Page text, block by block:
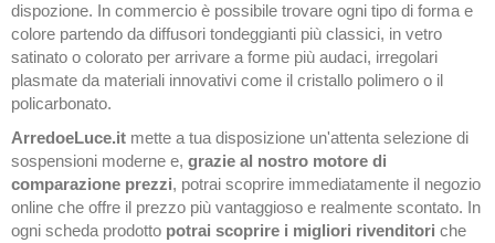
dispozione. In commercio è possibile trovare ogni tipo di forma e
colore partendo da diffusori tondeggianti più classici, in vetro
satinato o colorato per arrivare a forme più audaci, irregolari
plasmate da materiali innovativi come il cristallo polimero o il
policarbonato.
ArredoeLuce.it mette a tua disposizione un'attenta selezione di
sospensioni moderne e, grazie al nostro motore di
comparazione prezzi, potrai scoprire immediatamente il negozio
online che offre il prezzo più vantaggioso e realmente scontato. In
ogni scheda prodotto potrai scoprire i migliori rivenditori che